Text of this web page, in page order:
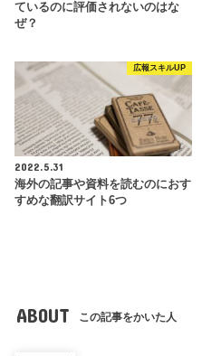
ているのに評価されないのはな
ぜ？
広報スキルUP
2022.5.31
海外の記事や資料を読むのにおす
すめな翻訳サイト6つ
ABOUT この記事をかいた人